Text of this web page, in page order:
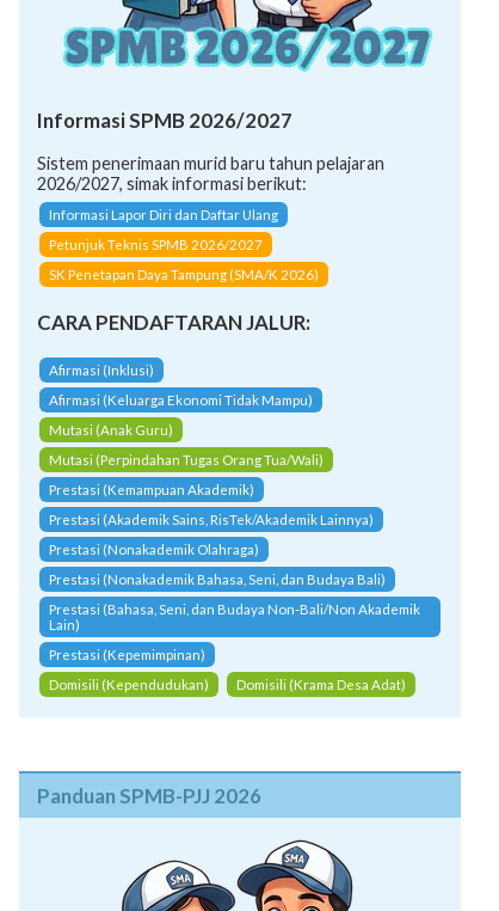
Informasi SPMB 2026/2027
Sistem penerimaan murid baru tahun pelajaran
2026/2027, simak informasi berikut:
Informasi Lapor Diri dan Daftar Ulang
Petunjuk Teknis SPMB 2026/2027
SK Penetapan Daya Tampung (SMA/K 2026)
CARA PENDAFTARAN JALUR:
Afirmasi (Inklusi)
Afirmasi (Keluarga Ekonomi Tidak Mampu)
Mutasi (Anak Guru)
Mutasi (Perpindahan Tugas Orang Tua/Wali)
Prestasi (Kemampuan Akademik)
Prestasi (Akademik Sains, RisTek/Akademik Lainnya)
Prestasi (Nonakademik Olahraga)
Prestasi (Nonakademik Bahasa, Seni, dan Budaya Bali)
Prestasi (Bahasa, Seni, dan Budaya Non-Bali/Non Akademik
Lain)
Prestasi (Kepemimpinan)
Domisili (Kependudukan)
Domisili (Krama Desa Adat)
Panduan SPMB-PJJ 2026